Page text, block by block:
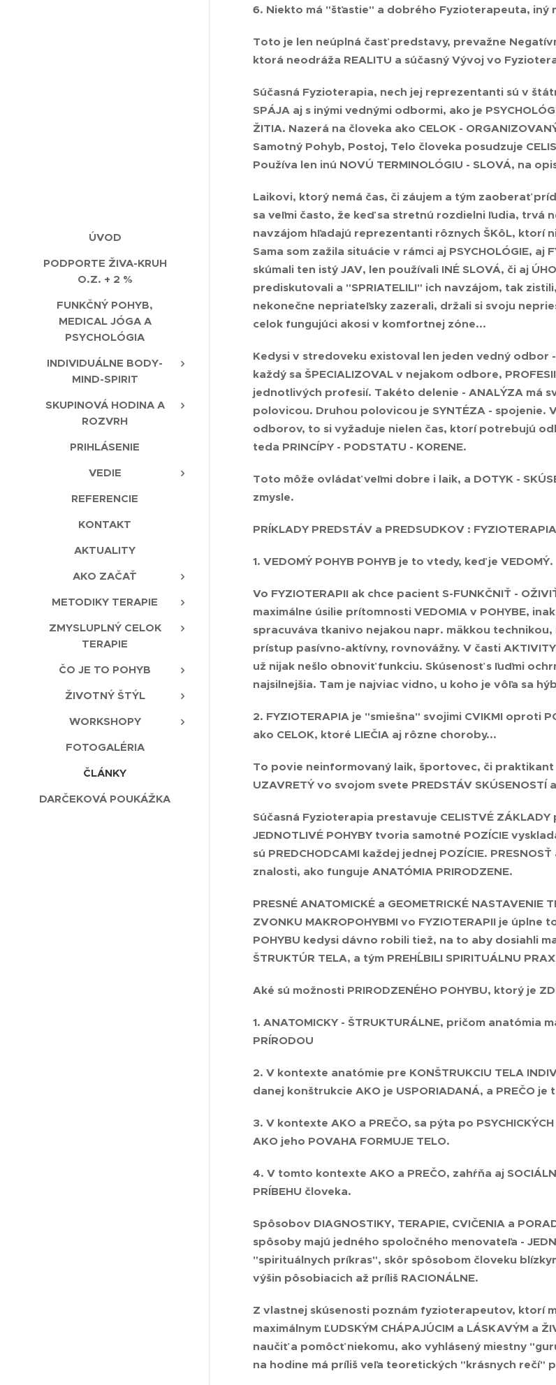
ÚVOD
PODPORTE ŽIVA-KRUH
O.Z. + 2 %
FUNKČNÝ POHYB,
MEDICAL JÓGA A
PSYCHOLÓGIA
INDIVIDUÁLNE BODY-
MIND-SPIRIT
SKUPINOVÁ HODINA A
ROZVRH
PRIHLÁSENIE
VEDIE
REFERENCIE
KONTAKT
AKTUALITY
AKO ZAČAŤ
METODIKY TERAPIE
ZMYSLUPLNÝ CELOK
TERAPIE
ČO JE TO POHYB
ŽIVOTNÝ ŠTÝL
WORKSHOPY
FOTOGALÉRIA
ČLÁNKY
DARČEKOVÁ POUKÁŽKA
6. Niekto má "šťastie" a dobrého Fyzioterapeuta, iný
Toto je len neúplná časť predstavy, prevažne
ktorá neodráža REALITU a súčasný Vývoj vo
Súčasná Fyzioterapia, nech jej reprezentanti sú v
SPÁJA aj s inými vednými odbormi, ako je
ŽITIA. Nazerá na človeka ako CELOK -
Samotný Pohyb, Postoj, Telo človeka posudzuje
Používa len inú NOVÚ TERMINOLÓGIU - SLOVÁ, na
Laikovi, ktorý nemá čas, či záujem a tým zaoberať
sa veľmi často, že keď sa stretnú rozdielni ľudia, trvá
navzájom hľadajú reprezentanti rôznych ŠKôL, ktorí
Sama som zažila situácie v rámci aj PSYCHOLÓGIE, aj
skúmali ten istý JAV, len používali INÉ SLOVÁ, či aj
prediskutovali a "SPRIATELILI" ich navzájom, tak
nekonečne nepriateľsky zazerali, držali si svoju
celok fungujúci akosi v komfortnej zóne...
Kedysi v stredoveku existoval len jeden vedný odbor
každý sa ŠPECIALIZOVAL v nejakom odbore,
jednotlivých profesií. Takéto delenie - ANALÝZA má
polovicou. Druhou polovicou je SYNTÉZA - spojenie.
odborov, to si vyžaduje nielen čas, ktorí potrebujú
teda PRINCÍPY - PODSTATU - KORENE.
Toto môže ovládať veľmi dobre i laik, a DOTYK -
zmysle.
PRÍKLADY PREDSTÁV a PREDSUDKOV :
1. VEDOMÝ POHYB POHYB je to vtedy, keď je VEDOMÝ.
Vo FYZIOTERAPII ak chce pacient S-FUNKČNIŤ -
maximálne úsilie prítomnosti VEDOMIA v POHYBE,
spracuváva tkanivo nejakou napr. mäkkou technikou,
prístup pasívno-aktívny, rovnovážny. V časti
už nijak nešlo obnoviť funkciu. Skúsenosť s ľuďmi
najsilnejšia. Tam je najviac vidno, u koho je vôľa sa
2. FYZIOTERAPIA je "smiešna" svojimi CVIKMI oproti
ako CELOK, ktoré LIEČIA aj rôzne choroby...
To povie neinformovaný laik, športovec, či
UZAVRETÝ vo svojom svete PREDSTÁV SKÚSENOSTÍ
Súčasná Fyzioterapia prestavuje CELISTVÉ ZÁKLADY
JEDNOTLIVÉ POHYBY tvoria samotné POZÍCIE
sú PREDCHODCAMI každej jednej POZÍCIE.
znalosti, ako funguje ANATÓMIA PRIRODZENE.
PRESNÉ ANATOMICKÉ a GEOMETRICKÉ
ZVONKU MAKROPOHYBMI vo FYZIOTERAPII je úplne
POHYBU kedysi dávno robili tiež, na to aby dosiahli
ŠTRUKTÚR TELA, a tým PREHĹBILI SPIRITUÁLNU PRAX
Aké sú možnosti PRIRODZENÉHO POHYBU, ktorý je
1. ANATOMICKY - ŠTRUKTURÁLNE, pričom anatómia
PRÍRODOU
2. V kontexte anatómie pre KONŠTRUKCIU TELA
danej konštrukcie AKO je USPORIADANÁ, a PREČO
3. V kontexte AKO a PREČO, sa pýta po PSYCHICKÝCH
AKO jeho POVAHA FORMUJE TELO.
4. V tomto kontexte AKO a PREČO, zahŕňa aj
PRÍBEHU človeka.
Spôsobov DIAGNOSTIKY, TERAPIE, CVIČENIA a
spôsoby majú jedného spoločného menovateľa -
"spirituálnych príkras", skôr spôsobom človeku
výšin pôsobiacich až príliš RACIONÁLNE.
Z vlastnej skúsenosti poznám fyzioterapeutov, ktorí
maximálnym ĽUDSKÝM CHÁPAJÚCIM a LÁSKAVÝM a
naučiť a pomôcť niekomu, ako vyhlásený miestny
na hodine má príliš veľa teoretických "krásnych rečí"